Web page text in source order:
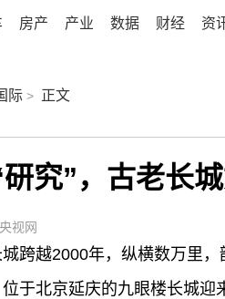
房产 产业 数据 财经 资
际 > 正文
究”，古老长
央视网
跨越2000年，纵横数万里，
于北京延庆的九眼楼长城